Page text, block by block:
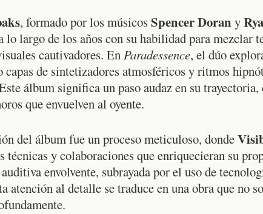
, formado por los músicosSpencer Doran y
lo largo de los años con su habilidad para mezclar
cautivadores. EnParadessence, el dúo
capas de sintetizadores atmosféricos y ritmos
álbum significa un paso audaz en su trayectoria,
que envuelven al oyente.
del álbum fue un proceso meticuloso, donde
técnicas y colaboraciones que enriquecieran su
envolvente, subrayada por el uso de
atención al detalle se traduce en una obra que no